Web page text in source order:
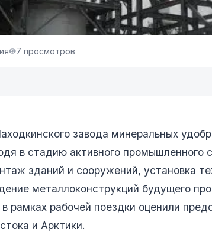
7 просмотров
завода минеральных
в стадию активного промышленного
зданий и сооружений, установка
металлоконструкций будущего
рамках рабочей поездки оценили
и Арктики.